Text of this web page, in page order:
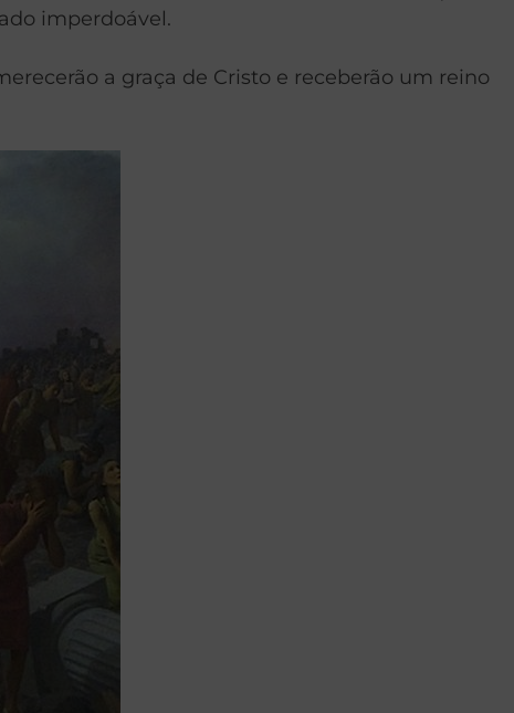
imperdoável.
a graça de Cristo e receberão um reino